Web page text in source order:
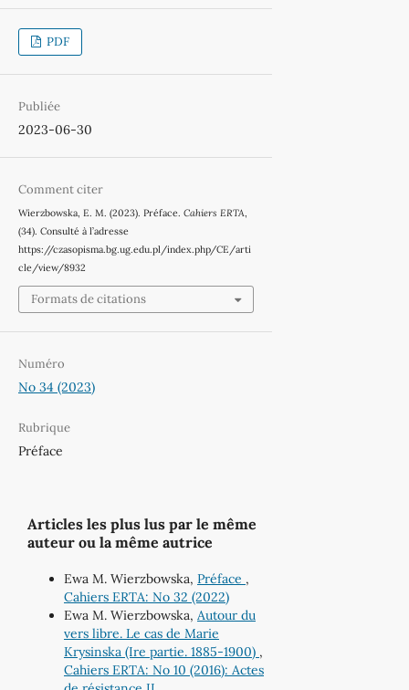
PDF
Publiée
2023-06-30
Comment citer
Wierzbowska, E. M. (2023). Préface. Cahiers ERTA
(34). Consulté à l’adresse
https://czasopisma.bg.ug.edu.pl/index.php/CE/arti
cle/view/8932
Formats de citations
Numéro
No 34 (2023)
Rubrique
Préface
Articles les plus lus par le même
auteur ou la même autrice
Ewa M. Wierzbowska, Préface ,
Cahiers ERTA: No 32 (2022)
Ewa M. Wierzbowska, Autour du
vers libre. Le cas de Marie
Krysinska (Ire partie. 1885-1900) ,
Cahiers ERTA: No 10 (2016): Actes